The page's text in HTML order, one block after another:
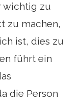
wichtig zu
zu machen,
ist, dies zu
führt ein
die Person